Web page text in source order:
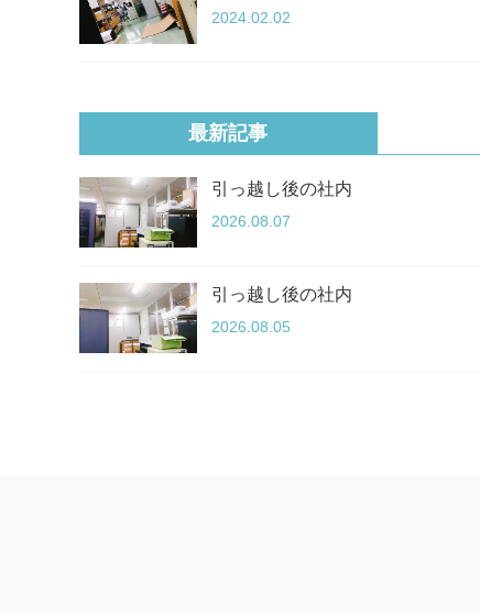
2024.02.02
最新記事
引っ越し後の社内
2026.08.07
引っ越し後の社内
2026.08.05